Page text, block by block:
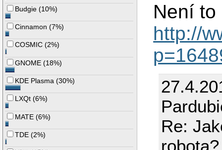
Budgie (10%)
Cinnamon (7%)
COSMIC (2%)
GNOME (18%)
KDE Plasma (30%)
LXQt (6%)
MATE (6%)
TDE (2%)
Není to
http://
Re:
robota?